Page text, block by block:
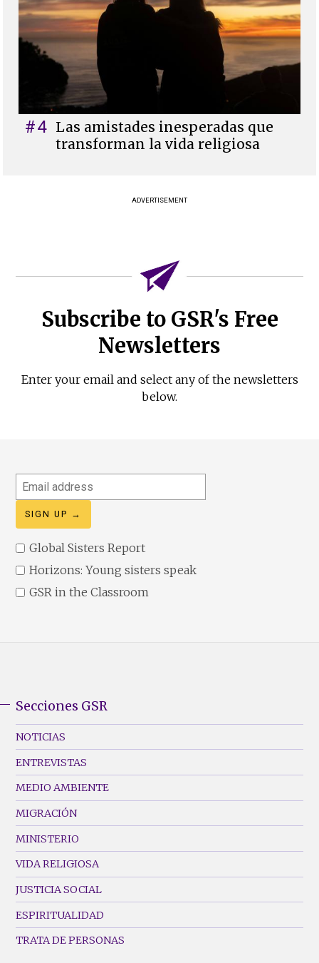
#4 Las amistades inesperadas que
transforman la vida religiosa
ADVERTISEMENT
Subscribe to GSR's Free
Newsletters
Enter your email and select any of the newsletters
below.
Email
address
Global Sisters Report
Horizons: Young sisters speak
GSR in the Classroom
Footer
Menu
(Left)
Secciones GSR
NOTICIAS
ENTREVISTAS
MEDIO AMBIENTE
MIGRACIÓN
MINISTERIO
VIDA RELIGIOSA
JUSTICIA SOCIAL
ESPIRITUALIDAD
TRATA DE PERSONAS